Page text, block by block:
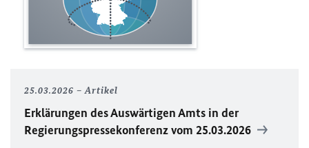
25.03.2026 Artikel
Erklärungen des Auswärtigen Amts in der
Regierungspressekonferenz vom 25.03.2026